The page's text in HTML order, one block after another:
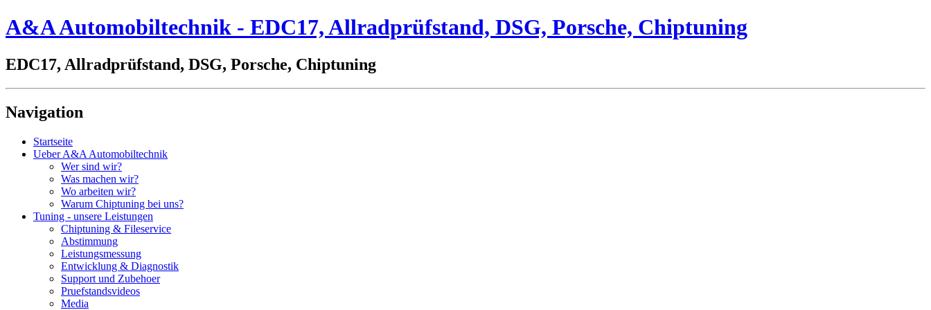
A&A Automobiltechnik - EDC17, Allradprüfstand, DSG, Porsche, Chiptuning
EDC17, Allradprüfstand, DSG, Porsche, Chiptuning
Navigation
Startseite
Ueber A&A Automobiltechnik
Wer sind wir?
Was machen wir?
Wo arbeiten wir?
Warum Chiptuning bei uns?
Tuning - unsere Leistungen
Chiptuning & Fileservice
Abstimmung
Leistungsmessung
Entwicklung & Diagnostik
Support und Zubehoer
Pruefstandsvideos
Media